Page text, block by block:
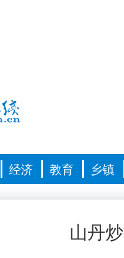
经济 教育 乡镇
山丹